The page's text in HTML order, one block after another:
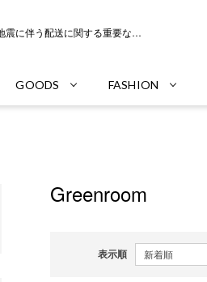
【INFORMATION】令和8年熊本地震に伴う配送に関する重要なお知らせ
GOODS FASHION
Greenroom
表示順